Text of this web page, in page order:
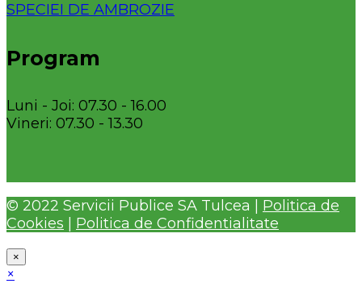
Program
Luni - Joi: 07.30 - 16.00
Vineri: 07.30 - 13.30
© 2022 Servicii Publice SA Tulcea | Politica de
Cookies
Politica de Confidentialitate
×
×